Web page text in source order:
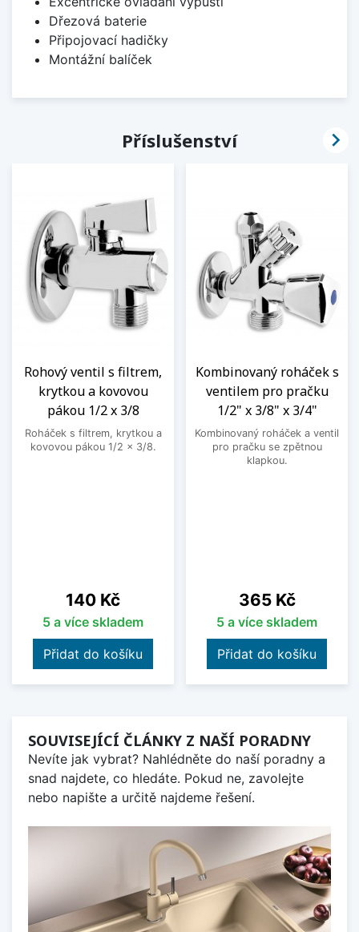
Dřezová baterie
Připojovací hadičky
Montážní balíček
Příslušenství
Rohový ventil s filtrem,
krytkou a kovovou
pákou 1/2 x 3/8
Roháček s filtrem, krytkou a
kovovou pákou 1/2 x 3/8.
Cena
140 Kč
5 a více skladem
Přidat do košíku
Kombinovaný roháček s
ventilem pro pračku
1/2" x 3/8" x 3/4"
Kombinovaný roháček a ventil
pro pračku se zpětnou
klapkou.
Cena
365 Kč
5 a více skladem
Přidat do košíku

SOUVISEJÍCÍ ČLÁNKY Z NAŠÍ PORADNY
Nevíte jak vybrat? Nahlédněte do naší poradny a
snad najdete, co hledáte. Pokud ne, zavolejte
nebo napište a určitě najdeme řešení.